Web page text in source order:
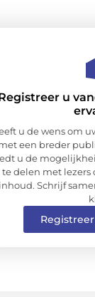
u
u de wens om
een breder
u de
te delen met
inhoud. Schrijf